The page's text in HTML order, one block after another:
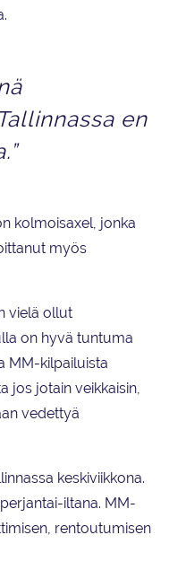
en
kolmoisaxel, jonka
myös
vielä ollut
on hyvä tuntuma
MM-kilpailuista
jos jotain veikkaisin,
vedettyä
keskiviikkona.
iltana. MM-
rentoutumisen